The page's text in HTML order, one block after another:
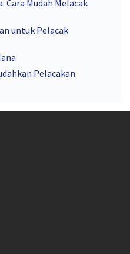
Cara Mudah Melacak
untuk Pelacak
Pelacakan